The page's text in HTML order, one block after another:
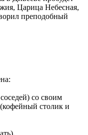
Царица Небесная,
преподобный
со своим
столик и